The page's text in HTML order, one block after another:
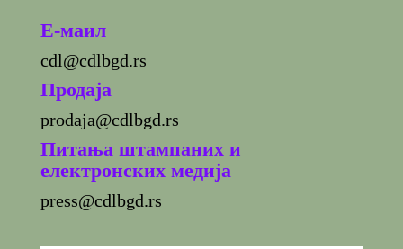
E-маил
cdl@cdlbgd.rs
Продаја
prodaja@cdlbgd.rs
Питања штампаних и
електронских медија
press@cdlbgd.rs